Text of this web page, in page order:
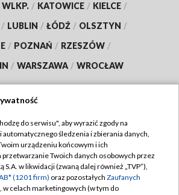
/ KATOWICE / KIELCE /
/ LUBLIN / ŁÓDŹ / OLSZTYN /
/ POZNAŃ / RZESZÓW /
/ WARSZAWA / WROCŁAW
do nas:
TVP
Regulamin TVP
Polityka prywatności
do serwisu", aby wyrazić zgody na
śledzenia i zbierania danych,
urządzeniu końcowym i ich
Twoich danych osobowych przez
S.A. w likwidacji (zwaną dalej również „TVP”),
(1201 firm) oraz pozostałych Zaufanych
, w celach marketingowych (w tym do